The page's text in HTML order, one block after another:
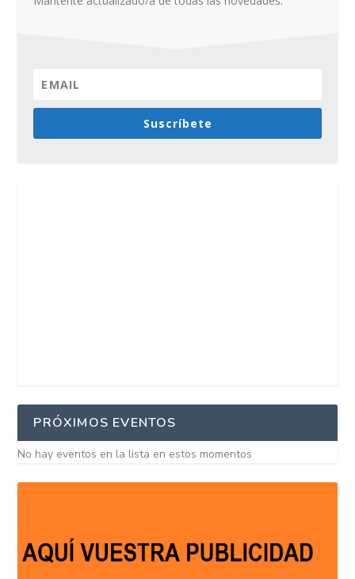
Suscríbete
PRÓXIMOS EVENTOS
No hay eventos en la lista en estos momentos